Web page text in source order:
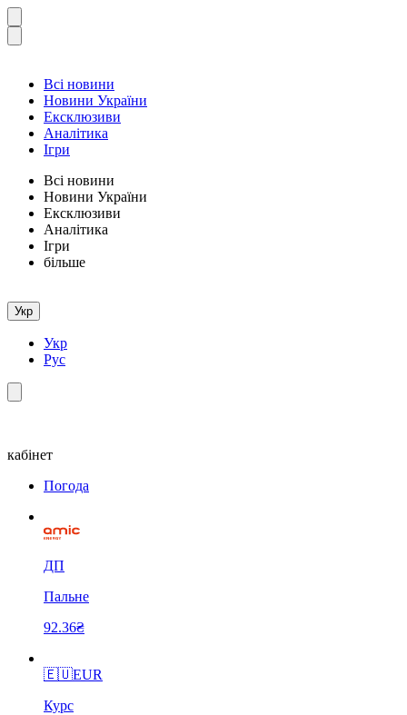
Всі новини
Новини України
Ексклюзиви
Аналітика
Ігри
Всі новини
Новини України
Ексклюзиви
Аналітика
Ігри
більше
Укр
Укр
Рус
кабінет
Погода
ДП
Пальне
92.36₴
🇪🇺EUR
Курс